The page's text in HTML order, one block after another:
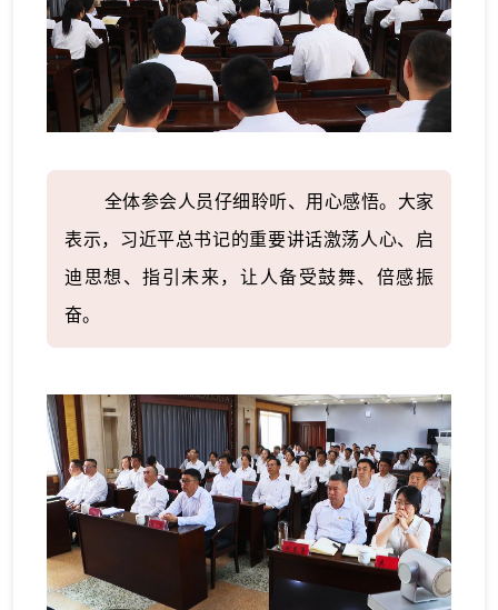
全体参会人员仔细聆听、用心感悟。大家
表示，习近平总书记的重要讲话激荡人心、启
迪思想、指引未来，让人备受鼓舞、倍感振
奋。